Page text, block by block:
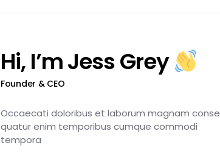
Hi, I’mJess Grey
Founder & CEO
Occaecati doloribus et laborum magnam conse
quatur enim temporibus cumque commodi
tempora